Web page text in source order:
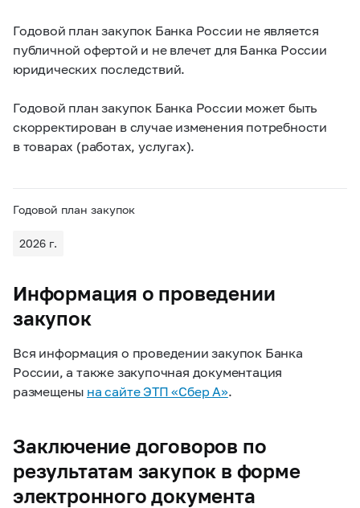
Годовой план закупок Банка России не является
публичной офертой и не влечет для Банка России
юридических последствий.
Годовой план закупок Банка России может быть
скорректирован в случае изменения потребности
в товарах (работах, услугах).
Годовой план закупок
2026 г.
Информация о проведении
закупок
Вся информация о проведении закупок Банка
России, а также закупочная документация
размещены на сайте ЭТП «Сбер А».
Заключение договоров по
результатам закупок в форме
электронного документа